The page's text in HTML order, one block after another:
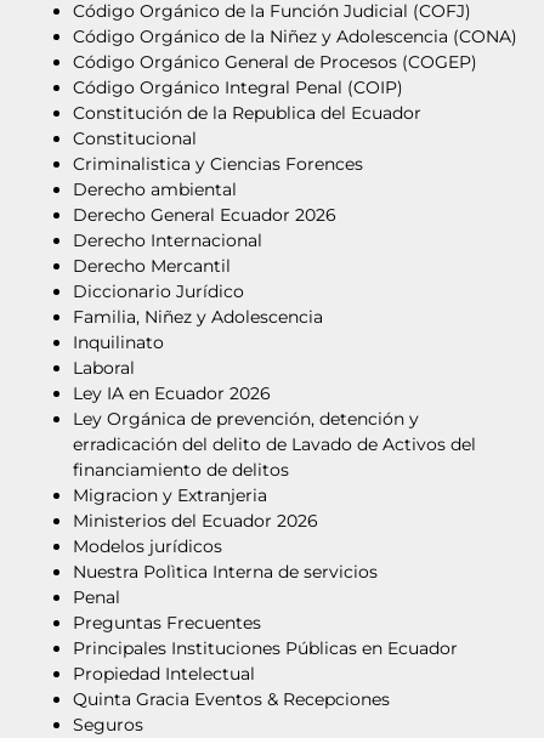
Código Orgánico de la Función Judicial (COFJ)
Código Orgánico de la Niñez y Adolescencia (CONA)
Código Orgánico General de Procesos (COGEP)
Código Orgánico Integral Penal (COIP)
Constitución de la Republica del Ecuador
Constitucional
Criminalistica y Ciencias Forences
Derecho ambiental
Derecho General Ecuador 2026
Derecho Internacional
Derecho Mercantil
Diccionario Jurídico
Familia, Niñez y Adolescencia
Inquilinato
Laboral
Ley IA en Ecuador 2026
Ley Orgánica de prevención, detención y
erradicación del delito de Lavado de Activos del
financiamiento de delitos
Migracion y Extranjeria
Ministerios del Ecuador 2026
Modelos jurídicos
Nuestra Polìtica Interna de servicios
Penal
Preguntas Frecuentes
Principales Instituciones Públicas en Ecuador
Propiedad Intelectual
Quinta Gracia Eventos & Recepciones
Seguros